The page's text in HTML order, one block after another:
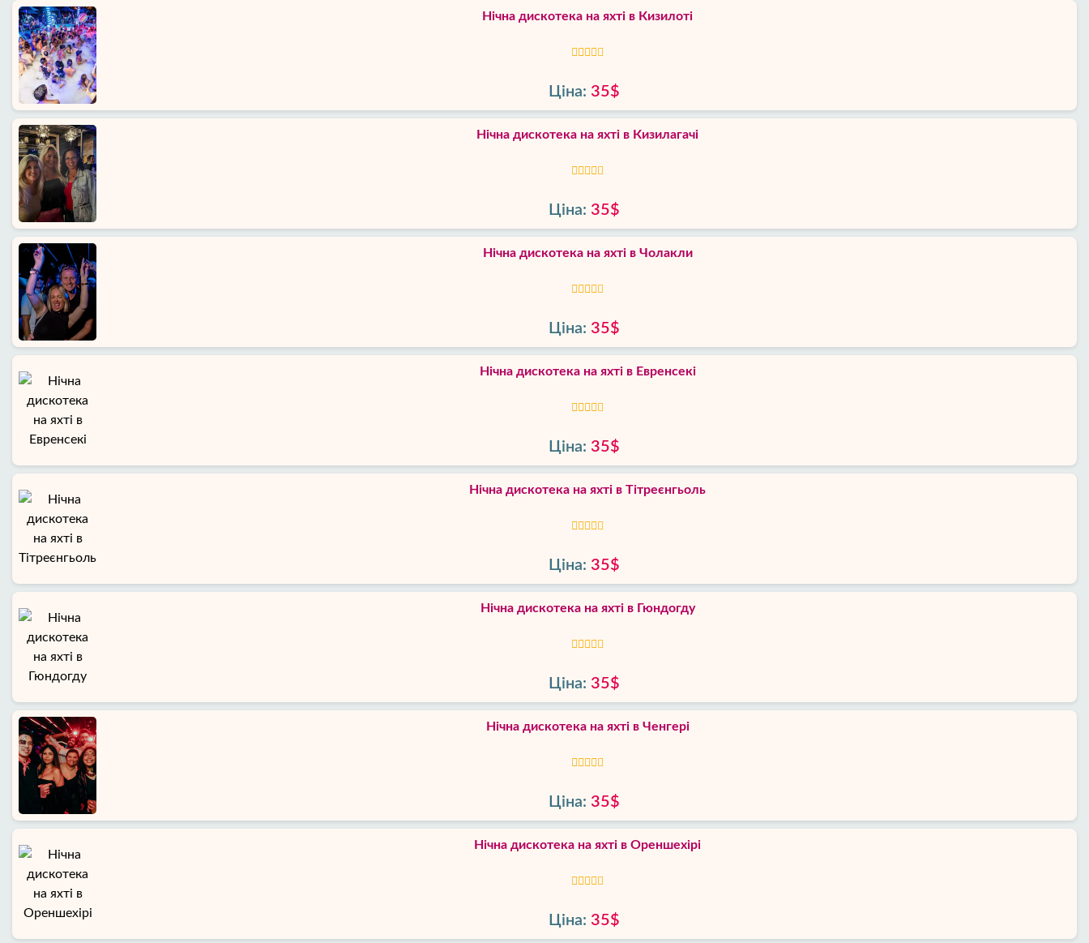
Нічна дискотека на яхті в Кизилоті
Ціна: 35$
Нічна дискотека на яхті в Кизилагачі
Ціна: 35$
Нічна дискотека на яхті в Чолакли
Ціна: 35$
Нічна дискотека на яхті в Евренсекі
Ціна: 35$
Нічна дискотека на яхті в Тітреєнгьоль
Ціна: 35$
Нічна дискотека на яхті в Гюндогду
Ціна: 35$
Нічна дискотека на яхті в Ченгері
Ціна: 35$
Нічна дискотека на яхті в Ореншехірі
Ціна: 35$